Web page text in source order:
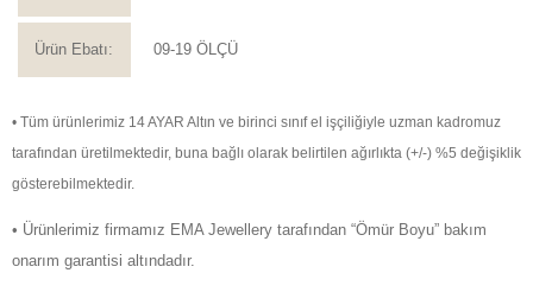
Ürün Ebatı: 09-19 ÖLÇÜ
• Tüm ürünlerimiz 14 AYAR Altın ve birinci sınıf el işçiliğiyle uzman kadromuz
tarafından üretilmektedir, buna bağlı olarak belirtilen ağırlıkta (+/-) %5 değişiklik
gösterebilmektedir.
• Ürünlerimiz firmamız EMA Jewellery tarafından “Ömür Boyu” bakım
onarım garantisi altındadır.